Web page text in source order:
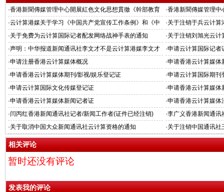
·香港新聞傳媒管理中心開展紅色文化思想貫徹《幹部教育
培訓工作條例》的通知
·香港新聞傳媒管理中
營經濟發展壯大的意
·云计算港媒关于学习《中国共产党宣传工作条例》和《中
国共产党农村工作条例》的通知
·关于注销于兵云计算
·关于免费为云计算国际记者配发网络战神手表的通知 ·关于注销刘旭光云
·声明：中华报道新闻通讯社李文才不是云计算港媒李文才 ·申请云计算国际记者
·申请注册香港云计算媒体概况 ·申请香港云计算媒体
·申请香港云计算媒体期刊/影视/娱乐登记证 ·申请云计算国际期刊
·申请云计算国际文化传媒登记证 ·申请香港云计算媒体
·申请香港云计算媒体新闻记者证 ·申请香港云计算媒体
·闫丙红香港新闻通讯社记者/新闻工作者(证件已经注销) ·李广义香港新闻通讯
·关于取消中国大众新闻通讯社云计算资格的通知 ·关于注销中国通讯社
相关评论
暂时还没有评论
发表我的评论